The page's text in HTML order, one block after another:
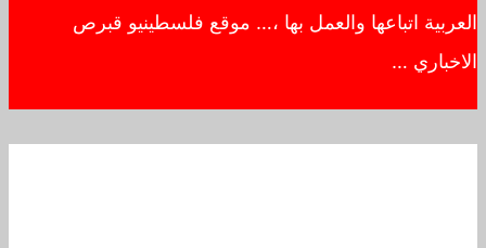
العربية اتباعها والعمل بها ،… موقع فلسطينيو قبرص
الاخباري …